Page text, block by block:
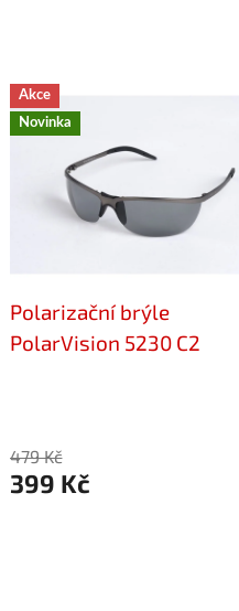
Akce
Novinka
Polarizační brýle
PolarVision 5230 C2
479 Kč
399 Kč